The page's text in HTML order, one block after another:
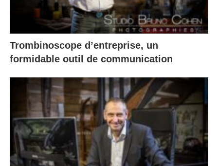
Trombinoscope d’entreprise, un
formidable outil de communication